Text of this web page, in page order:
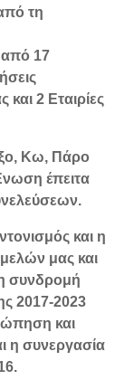
τη
από 17
και 2 Εταιρίες
Κω, Πάρο
έπειτα
και η
μας και
συνδρομή
2017-2023
και
η συνεργασία